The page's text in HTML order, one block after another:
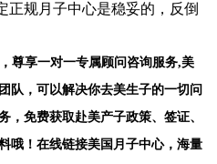
正规月子中心是稳妥的，反倒
尊享一对一专属顾问咨询服务,美
队，可以解决你去美生子的一切问
，免费获取赴美产子政策、签证、
哦！在线链接美国月子中心，海量